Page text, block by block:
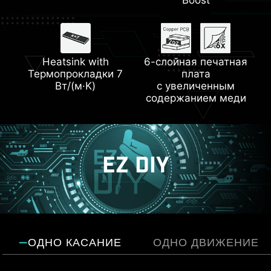
Heatsink with
Термопрокладки 7
Вт/(м·K)
6-слойная печатная
плата
с увеличенным
содержанием меди
Фронтальный USB
Type-C
Lightning PCle Gen5
Steel Armor
EZ DIY
ОДНО КАСАНИЕ ОДНО ДВИЖЕНИЕ